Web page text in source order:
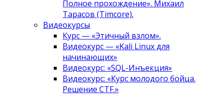
Полное прохождение». Михаил
Тарасов (Timcore).
Видеокурсы
Курс — «Этичный взлом».
Видеокурс — «Kali Linux для
начинающих»
Видеокурс: «SQL-Инъекция»
Видеокурс: «Курс молодого бойца.
Решение CTF.»